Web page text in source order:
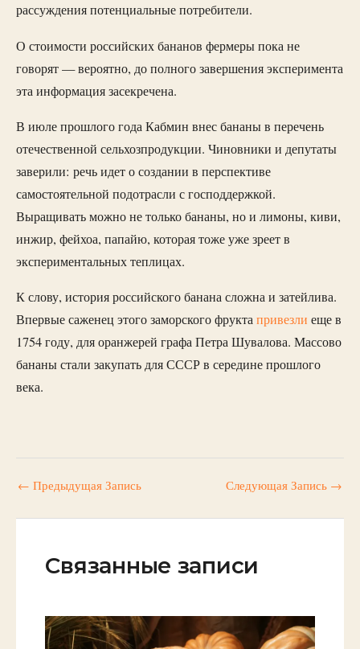
рассуждения потенциальные потребители.
О стоимости российских бананов фермеры пока не
говорят — вероятно, до полного завершения эксперимента
эта информация засекречена.
В июле прошлого года Кабмин внес бананы в перечень
отечественной сельхозпродукции. Чиновники и депутаты
заверили: речь идет о создании в перспективе
самостоятельной подотрасли с господдержкой.
Выращивать можно не только бананы, но и лимоны, киви,
инжир, фейхоа, папайю, которая тоже уже зреет в
экспериментальных теплицах.
К слову, история российского банана сложна и затейлива.
Впервые саженец этого заморского фруктапривезли еще в
1754 году, для оранжерей графа Петра Шувалова. Массово
бананы стали закупать для СССР в середине прошлого
века.
← Предыдущая Запись Следующая Запись →
Связанные записи